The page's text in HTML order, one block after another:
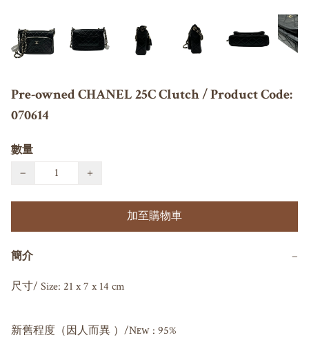
Pre-owned CHANEL 25C Clutch / Product Code:
070614
數量
−
+
加至購物車
簡介 −
尺寸/ Size: 21 x 7 x 14 cm
新舊程度（因人而異 ）/Nᴇᴡ : 95%